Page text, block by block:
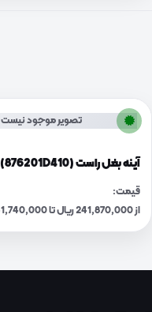
تصویر موجود نیست
آینه بغل راست (876201D410)
قیمت:
از 241,870,000 ریال تا 251,740,000 ریال